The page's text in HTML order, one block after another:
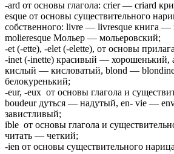
-ard от основы глагола: crier — criard
esque от основы существительного
собственного: livre — livresque книга
molieresque Мольер — мольеровский;
-et (-ette), -elet (-elette), от основы
-inet (-inette) красивый — хорошенький,
кислый — кисловатый, blond —
белокуренький;
-eur, -eux от основы глагола и
boudeur дуться — надутый, en- vie —
завистливый;
ible от основы глагола и
читать — четкий;
-ien от основы существительного